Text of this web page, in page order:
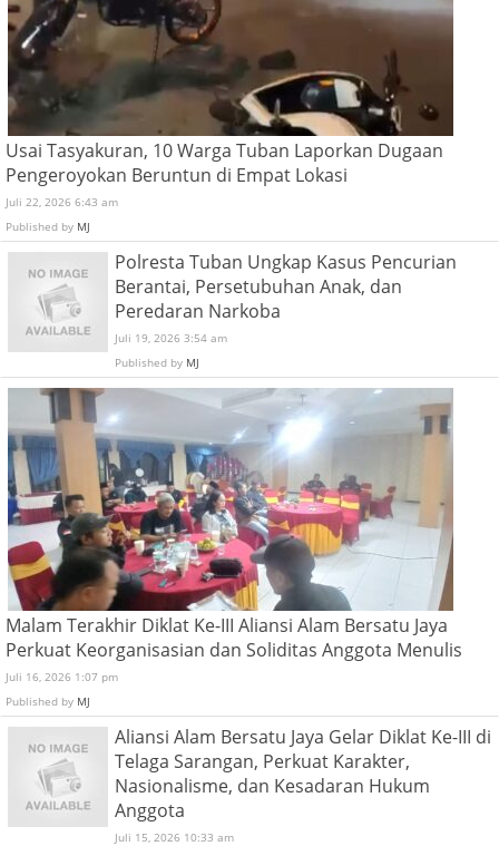
Usai Tasyakuran, 10 Warga Tuban Laporkan Dugaan
Pengeroyokan Beruntun di Empat Lokasi
Juli 22, 2026 6:43 am
Published by MJ
Polresta Tuban Ungkap Kasus Pencurian
Berantai, Persetubuhan Anak, dan
Peredaran Narkoba
Juli 19, 2026 3:54 am
Published by MJ
Malam Terakhir Diklat Ke-III Aliansi Alam Bersatu Jaya
Perkuat Keorganisasian dan Soliditas Anggota Menulis
Juli 16, 2026 1:07 pm
Published by MJ
Aliansi Alam Bersatu Jaya Gelar Diklat Ke-III di
Telaga Sarangan, Perkuat Karakter,
Nasionalisme, dan Kesadaran Hukum
Anggota
Juli 15, 2026 10:33 am